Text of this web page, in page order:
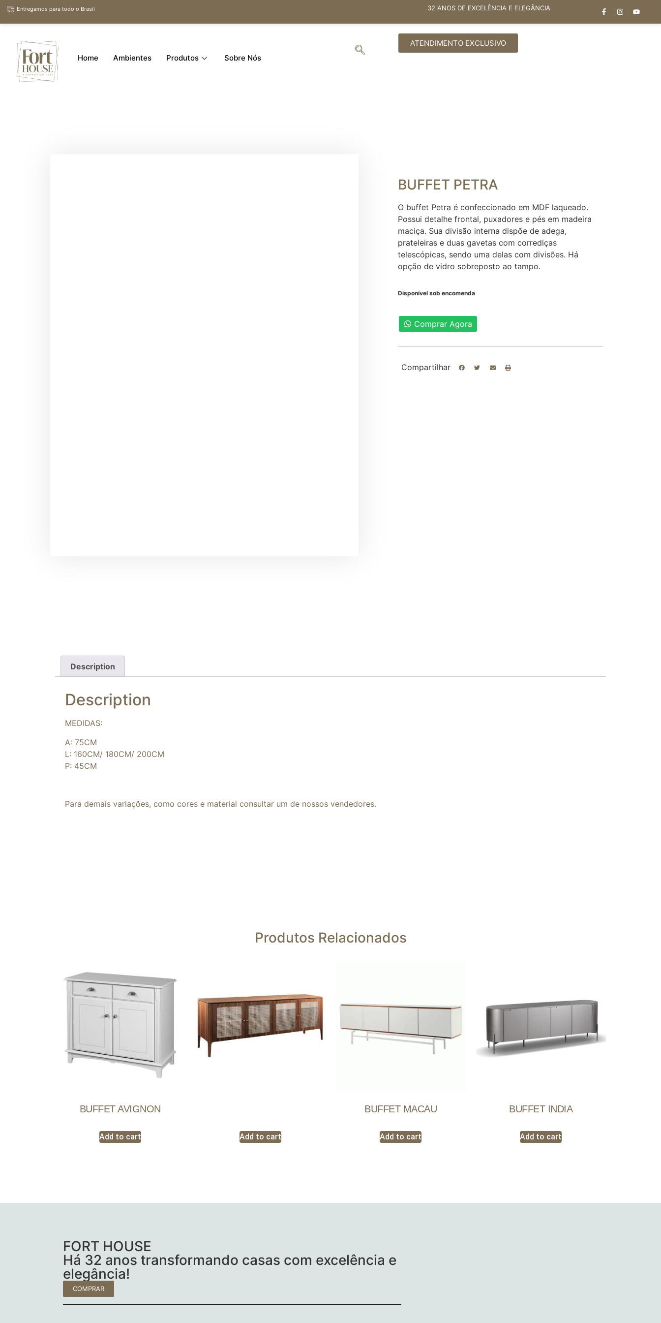
Entregamos para todo o Brasil 32 ANOS DE EXCELÊNCIA E ELEGÂNCIA
Home Ambientes Produtos Sobre Nós
ATENDIMENTO EXCLUSIVO
BUFFET PETRA
O buffet Petra é confeccionado em MDF laqueado.
Possui detalhe frontal, puxadores e pés em madeira
maciça. Sua divisão interna dispõe de adega,
prateleiras e duas gavetas com corrediças
telescópicas, sendo uma delas com divisões. Há
opção de vidro sobreposto ao tampo.
Disponível sob encomenda
Comprar Agora
Compartilhar
Description
Description
MEDIDAS:
A: 75CM
L: 160CM/ 180CM/ 200CM
P: 45CM
Para demais variações, como cores e material consultar um de nossos vendedores.
Produtos Relacionados
BUFFET AVIGNON
Add to cart Add to cart
BUFFET MACAU
Add to cart
BUFFET INDIA
Add to cart
FORT HOUSE
Há 32 anos transformando casas com excelência e
elegância!
COMPRAR